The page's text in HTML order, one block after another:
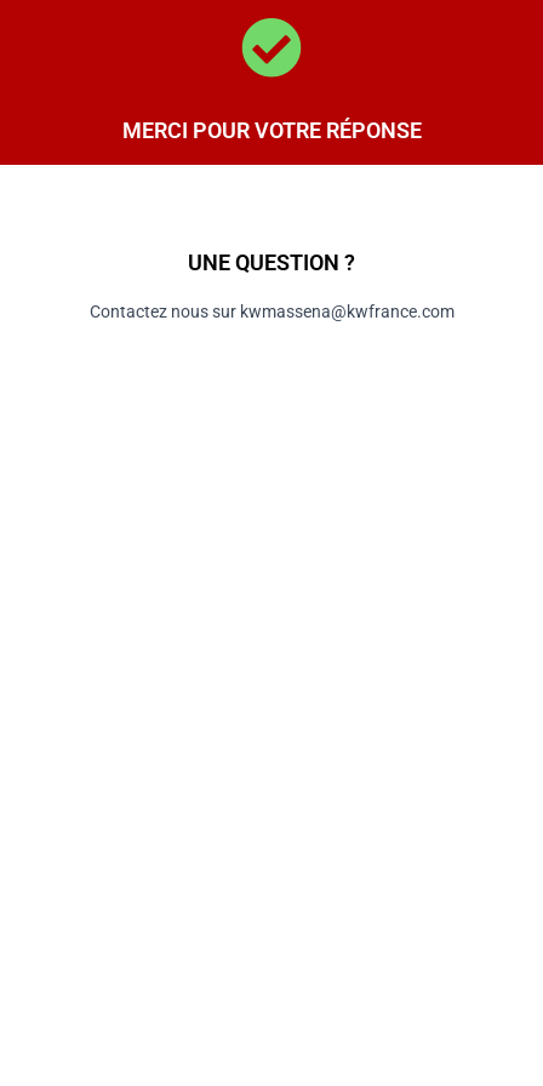
MERCI POUR VOTRE RÉPONSE
UNE QUESTION ?
Contactez nous sur kwmassena@kwfrance.com